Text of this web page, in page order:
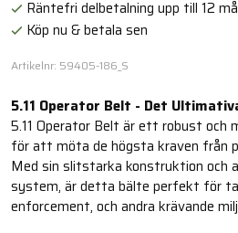
Räntefri delbetalning upp till 12
Köp nu & betala sen
Artikelnr: 59405-186_S
5.11 Operator Belt - Det
5.11 Operator Belt är ett robust och
för att möta de högsta kraven från
Med sin slitstarka konstruktion och
system, är detta bälte perfekt för
enforcement, och andra krävande